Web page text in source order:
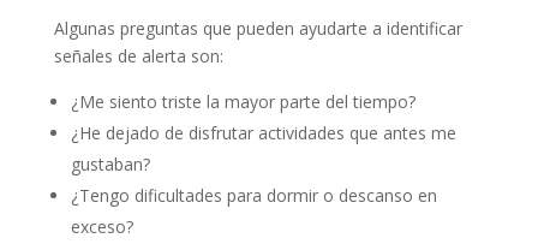
Algunas preguntas que pueden ayudarte a identificar
señales de alerta son:
¿Me siento triste la mayor parte del tiempo?
¿He dejado de disfrutar actividades que antes me
gustaban?
¿Tengo dificultades para dormir o descanso en
exceso?